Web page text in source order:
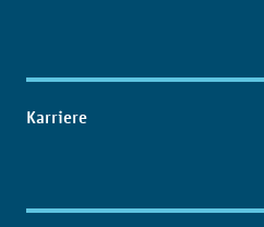
Karriere